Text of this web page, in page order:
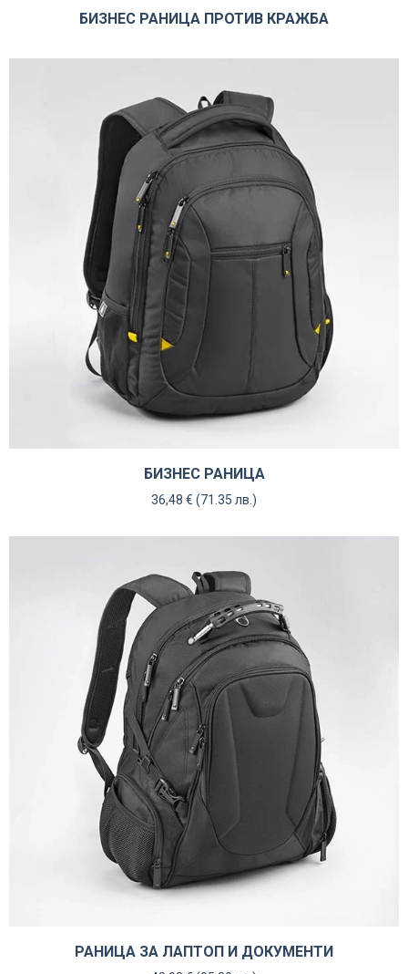
БИЗНЕС РАНИЦА ПРОТИВ КРАЖБА
БИЗНЕС РАНИЦА
36,48 € (71.35 лв.)
РАНИЦА ЗА ЛАПТОП И ДОКУМЕНТИ